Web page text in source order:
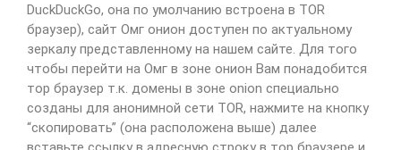
DuckDuckGo, она по умолчанию встроена в TOR
браузер), сайт Омг онион доступен по актуальному
зеркалу представленному на нашем сайте. Для того
чтобы перейти на Омг в зоне онион Вам понадобится
тор браузер т.к. домены в зоне onion специально
созданы для анонимной сети TOR, нажмите на кнопку
“скопировать” (она расположена выше) далее